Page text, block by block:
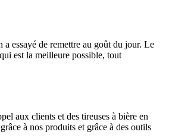
essayé de remettre au goût du jour. Le
est la meilleure possible, tout
aux clients et des tireuses à bière en
à nos produits et grâce à des outils